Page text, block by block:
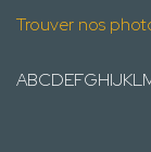
Trouver nos
ABCDEFGHIJKL